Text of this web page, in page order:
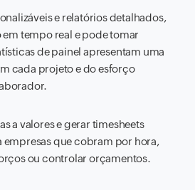
e relatórios detalhados,
tempo real e pode tomar
de painel apresentam uma
cada projeto e do esforço
a valores e gerar timesheets
empresas que cobram por hora,
ou controlar orçamentos.